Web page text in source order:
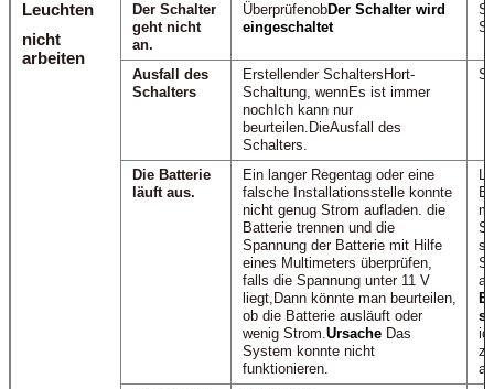
Leuchten
nicht
arbeiten
Der Schalter
geht nicht
an.
ÜberprüfenobDer Schalter wird
eingeschaltet
Ausfall des
Schalters
Erstellender Schalters Hort-
Schaltung, wennEs ist immer
noch Ich kann nur
beurteilen. DieAusfall des
Schalters.
Die Batterie
läuft aus.
Ein langer Regentag oder eine
falsche Installationsstelle konnte
nicht genug Strom aufladen. die
Batterie trennen und die
Spannung der Batterie mit Hilfe
eines Multimeters überprüfen,
falls die Spannung unter 11 V
liegt, Dann könnte man beurteilen,
ob die Batterie ausläuft oder
wenig Strom.Ursache Das
System konnte nicht
funktionieren.